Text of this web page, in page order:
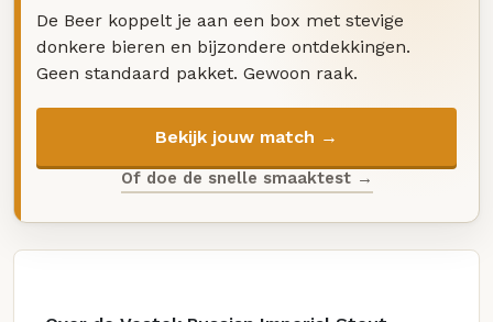
De Beer koppelt je aan een box met stevige
donkere bieren en bijzondere ontdekkingen.
Geen standaard pakket. Gewoon raak.
Bekijk jouw match →
Of doe de snelle smaaktest →